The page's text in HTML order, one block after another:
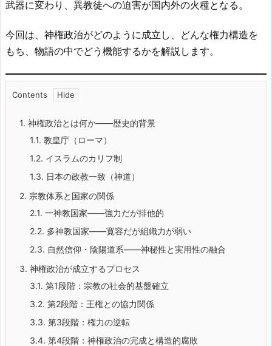
武器に変わり、異教徒への迫害が国内外の火種となる。
今回は、神権政治がどのように成立し、どんな権力構造を
もち、物語の中でどう機能するかを解説します。
Contents
1. 神権政治とは何か——歴史的背景
1.1. 教皇庁（ローマ）
1.2. イスラムのカリフ制
1.3. 日本の政教一致（神道）
2. 宗教体系と国家の関係
2.1. 一神教国家——強力だが排他的
2.2. 多神教国家——寛容だが組織力が弱い
2.3. 自然信仰・陰陽道系——神秘性と実用性の融合
3. 神権政治が成立するプロセス
3.1. 第1段階：宗教の社会的基盤確立
3.2. 第2段階：王権との協力関係
3.3. 第3段階：権力の逆転
3.4. 第4段階：神権政治の完成と構造的腐敗